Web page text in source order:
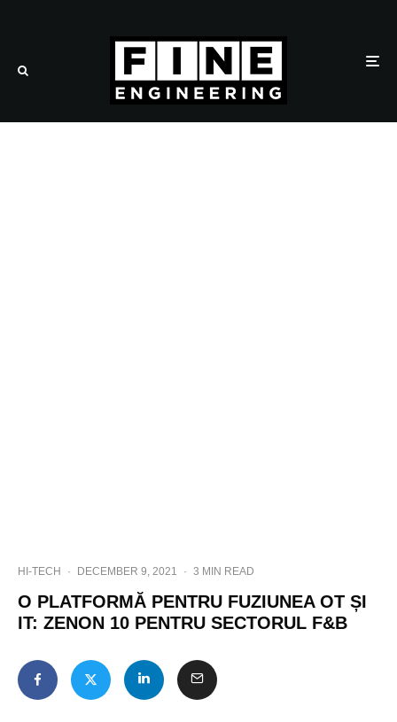
HI-TECH · DECEMBER 9, 2021 · 3 MIN READ
O PLATFORMĂ PENTRU FUZIUNEA OT ȘI
IT: ZENON 10 PENTRU SECTORUL F&B